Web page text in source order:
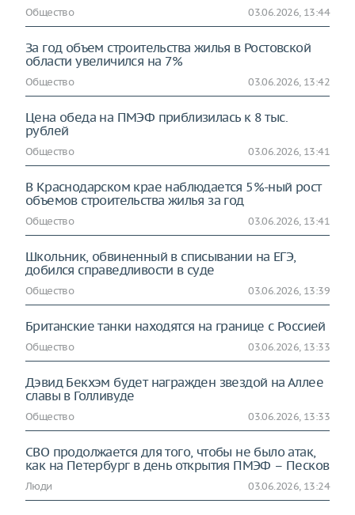
Общество 03.06.2026, 13:44
За год объем строительства жилья в Ростовской
области увеличился на 7%
Общество 03.06.2026, 13:42
Цена обеда на ПМЭФ приблизилась к 8 тыс.
рублей
Общество 03.06.2026, 13:41
В Краснодарском крае наблюдается 5%-ный рост
объемов строительства жилья за год
Общество 03.06.2026, 13:41
Школьник, обвиненный в списывании на ЕГЭ,
добился справедливости в суде
Общество 03.06.2026, 13:39
Британские танки находятся на границе с Россией
Общество 03.06.2026, 13:33
Дэвид Бекхэм будет награжден звездой на Аллее
славы в Голливуде
Общество 03.06.2026, 13:33
СВО продолжается для того, чтобы не было атак,
как на Петербург в день открытия ПМЭФ – Песков
Люди 03.06.2026, 13:24